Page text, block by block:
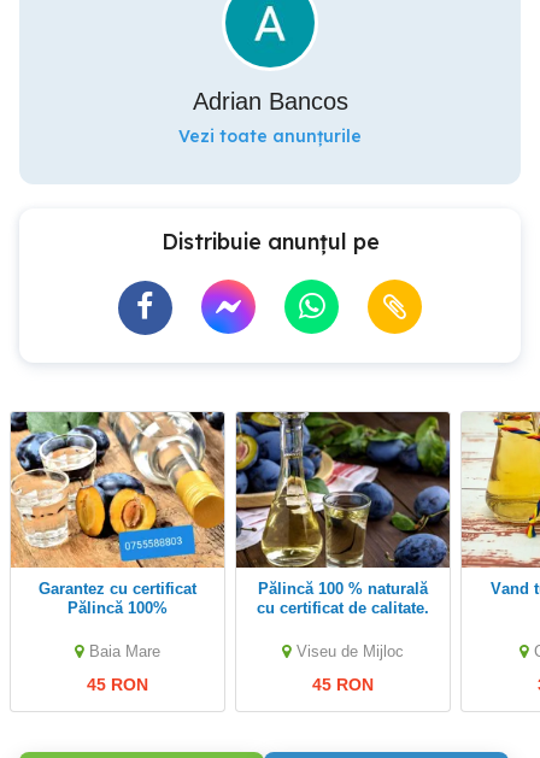
Adrian Bancos
Vezi toate anunțurile
Distribuie anunțul pe
Garantez cu certificat
Pălincă 100%
țara!
Baia Mare
45 RON
Pălincă 100 % naturală
cu certificat de calitate.
Viseu de Mijloc
45 RON